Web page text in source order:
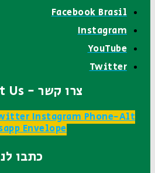
Facebook Brasil
Instagram
YouTube
Twitter
צרו קשר - Contact Us
InstagramPhone-Alt
Envelope
כתבו לנו